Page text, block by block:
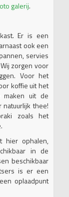
galerij.
Er is een
ook een
servies
zorgen voor
Voor het
koffie uit het
maken uit de
thee!
zoals het
hier ophalen,
in de
beschikbaar
is er een
oplaadpunt